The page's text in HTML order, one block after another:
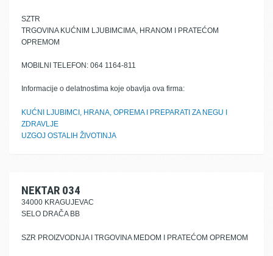
SZTR
TRGOVINA KUĆNIM LJUBIMCIMA, HRANOM I PRATEĆOM
OPREMOM
MOBILNI TELEFON: 064 1164-811
Informacije o delatnostima koje obavlja ova firma:
KUĆNI LJUBIMCI, HRANA, OPREMA I PREPARATI ZA NEGU I
ZDRAVLJE
UZGOJ OSTALIH ŽIVOTINJA
NEKTAR 034
34000 KRAGUJEVAC
SELO DRAČA BB
SZR PROIZVODNJA I TRGOVINA MEDOM I PRATEĆOM OPREMOM